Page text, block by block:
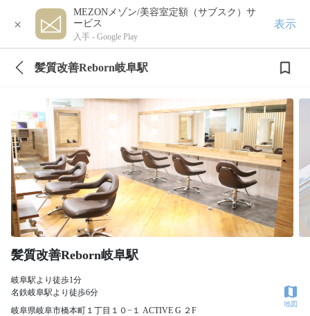
×
MEZONメゾン/美容室定額（サブスク）サ
ービス
入手 - Google Play
表示
髪質改善Reborn岐阜駅
髪質改善Reborn岐阜駅
岐阜駅より徒歩1分
名鉄岐阜駅より徒歩6分
岐阜県岐阜市橋本町１丁目１０−１ ACTIVE G ２F
地図